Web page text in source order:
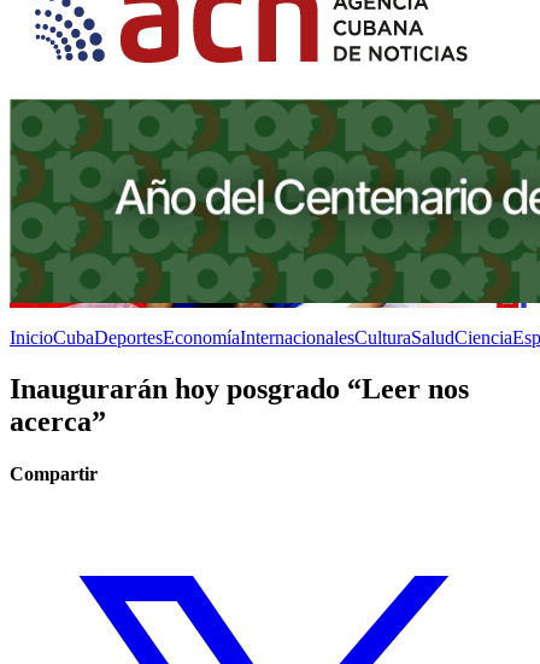
InicioCubaDeportesEconomíaInternacionalesCulturaSaludCiencia
Inaugurarán hoy posgrado “Leer nos
acerca”
Compartir